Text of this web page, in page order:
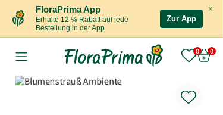
×
FloraPrima App
Erhalte 12 % Rabatt auf jede
Bestellung in der App
Zur App